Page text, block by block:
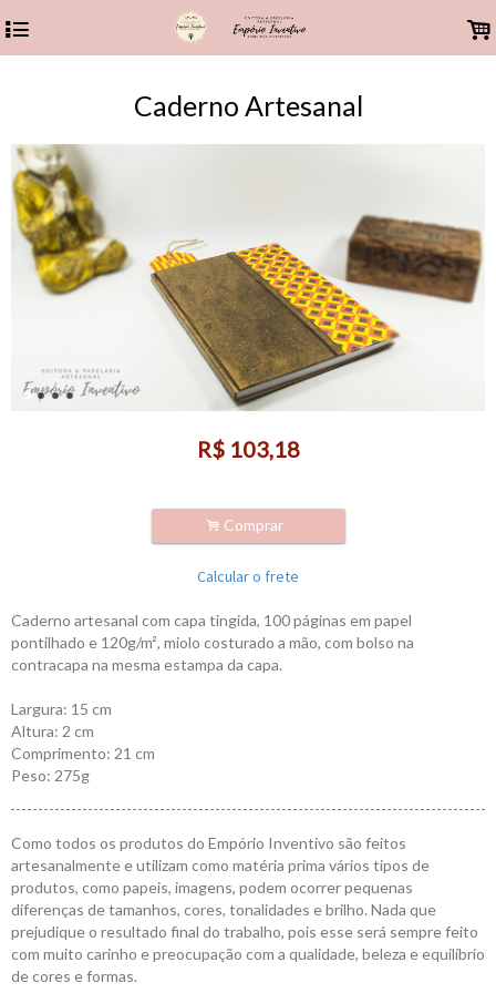
4 .
Caderno Artesanal
R$ 103,18
. Comprar
Calcular o frete
Caderno artesanal com capa tingida, 100 páginas em papel
pontilhado e 120g/m², miolo costurado a mão, com bolso na
contracapa na mesma estampa da capa.
Largura: 15 cm
Altura: 2 cm
Comprimento: 21 cm
Peso: 275g
Como todos os produtos do Empório Inventivo são feitos
artesanalmente e utilizam como matéria prima vários tipos de
produtos, como papeis, imagens, podem ocorrer pequenas
diferenças de tamanhos, cores, tonalidades e brilho. Nada que
prejudique o resultado final do trabalho, pois esse será sempre feito
com muito carinho e preocupação com a qualidade, beleza e equilíbrio
de cores e formas.